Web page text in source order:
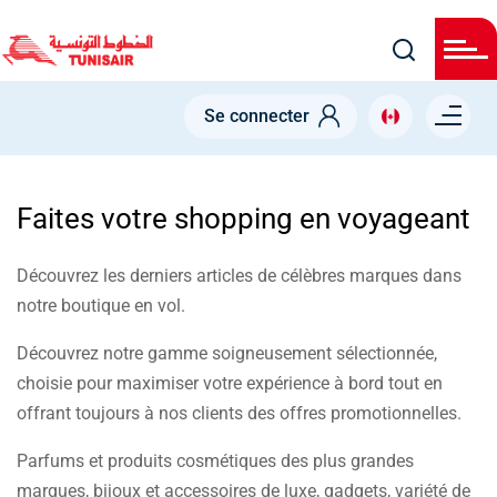
All
in
One
screen
press
This
activates
screen
reader
Se connecter Menu right
Faites votre shopping en voyageant
Découvrez les derniers articles de célèbres marques dans
notre boutique en vol.
Découvrez notre gamme soigneusement sélectionnée,
choisie pour maximiser votre expérience à bord tout en
offrant toujours à nos clients des offres promotionnelles.
Parfums et produits cosmétiques des plus grandes
marques, bijoux et accessoires de luxe, gadgets, variété de